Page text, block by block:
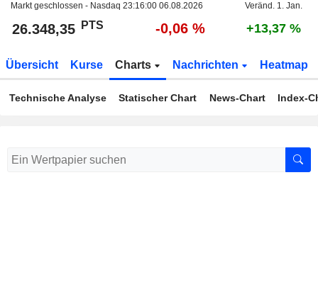
Markt geschlossen - Nasdaq 23:16:00 06.08.2026 Veränd. 1. Jan.
26.348,35 PTS -0,06 % +13,37 %
Übersicht Kurse Charts Nachrichten Heatmap
Technische Analyse Statischer Chart News-Chart Index-